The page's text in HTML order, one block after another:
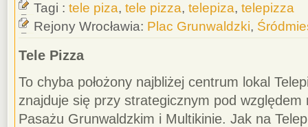
Tagi : tele piza, tele pizza, telepiza, telepizza
Rejony Wrocławia: Plac Grunwaldzki,
Tele Pizza
To chyba położony najbliżej centrum lokal
znajduje się przy strategicznym pod względem
Pasażu Grunwaldzkim i Multikinie. Jak na